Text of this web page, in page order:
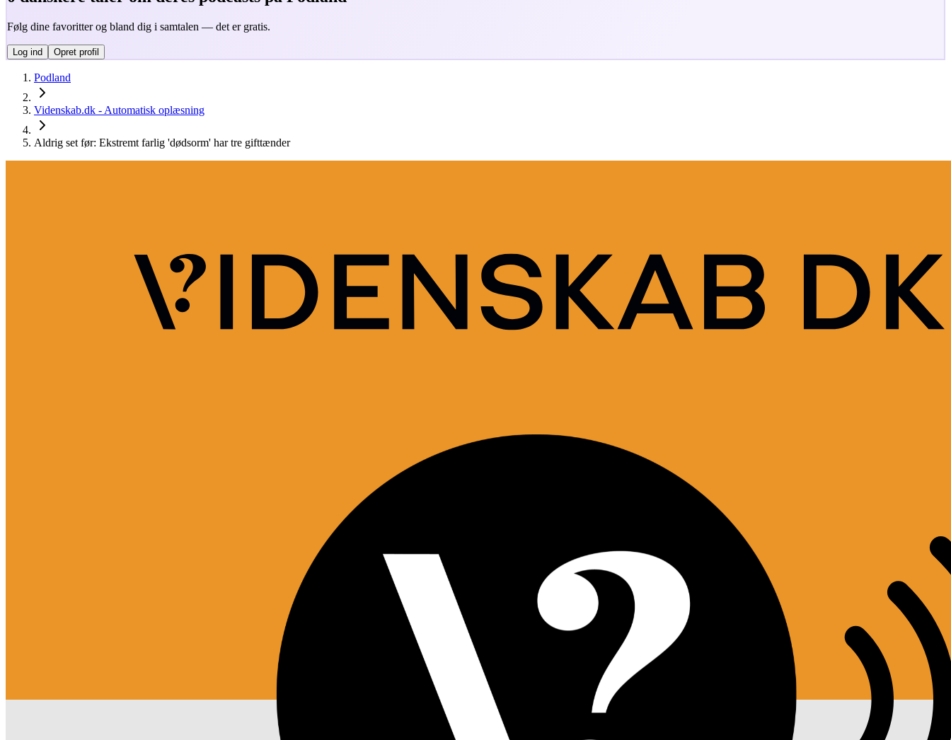
Følg dine favoritter og bland dig i samtalen — det er gratis.
Log ind Opret profil
Podland
Videnskab.dk - Automatisk oplæsning
Aldrig set før: Ekstremt farlig 'dødsorm' har tre gifttænder